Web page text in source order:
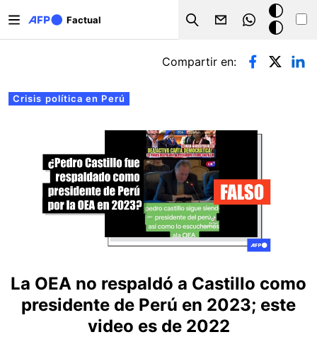
Factual
Search
Modo
oscuro
Solapas principales
Crisis política en Perú
Compartir en:
La OEA no respaldó a Castillo como
presidente de Perú en 2023; este
video es de 2022